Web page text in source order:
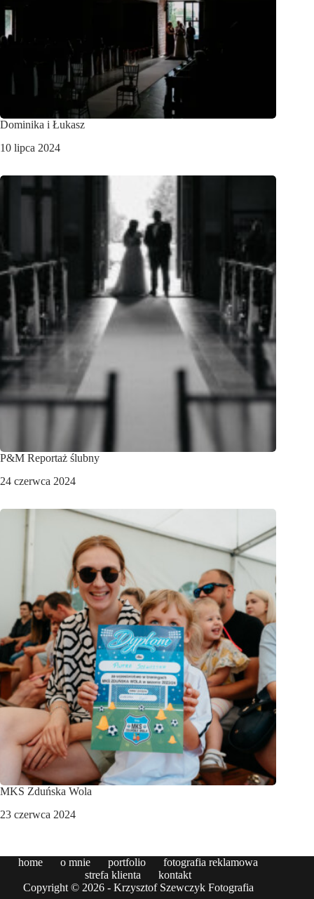
Dominika i Łukasz
10 lipca 2024
P&M Reportaż ślubny
24 czerwca 2024
MKS Zduńska Wola
23 czerwca 2024
home o mnie portfolio
fotografia reklamowa
strefa klienta
kontakt
Copyright © 2026 - Krzysztof Szewczyk Fotografia